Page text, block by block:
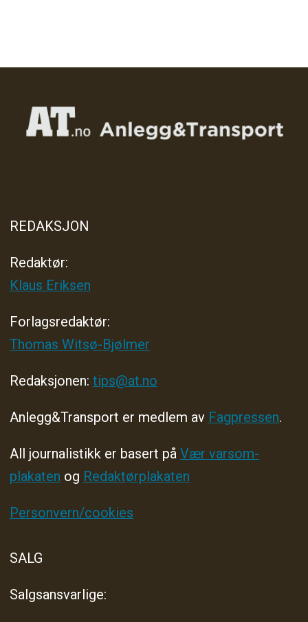
REDAKSJON
Redaktør:
Klaus Eriksen
Forlagsredaktør:
Thomas Witsø-Bjølmer
Redaksjonen: tips@at.no
Anlegg&Transport er medlem av Fagpressen.
All journalistikk er basert på Vær varsom-
plakaten og Redaktørplakaten
Personvern/cookies
SALG
Salgsansvarlige: